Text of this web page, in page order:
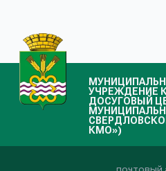
УЧРЕЖДЕНИЕ
ДОСУГОВЫЙ
КМО»)